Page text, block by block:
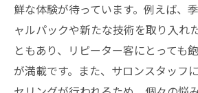
エステ愛好者必見！浅草橋で
初めての方へのエステサ
口コミからわかるエステ
自分に合ったプランの見つ
鮮な体験が待っています。例えば、
ャルパックや新たな技術を取り入れ
ともあり、リピーター客にとっても
が満載です。また、サロンスタッフ